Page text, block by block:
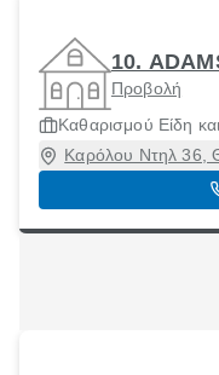
10.
Προβολή
Καθαρισμού Είδη
Καρόλου Ντηλ 36,